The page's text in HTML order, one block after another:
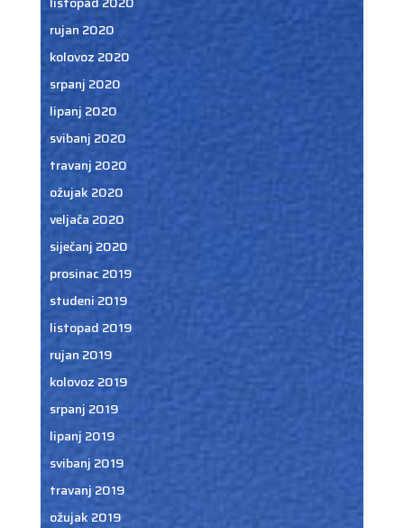
rujan 2020
kolovoz 2020
srpanj 2020
lipanj 2020
svibanj 2020
travanj 2020
ožujak 2020
veljača 2020
siječanj 2020
prosinac 2019
studeni 2019
listopad 2019
rujan 2019
kolovoz 2019
srpanj 2019
lipanj 2019
svibanj 2019
travanj 2019
ožujak 2019